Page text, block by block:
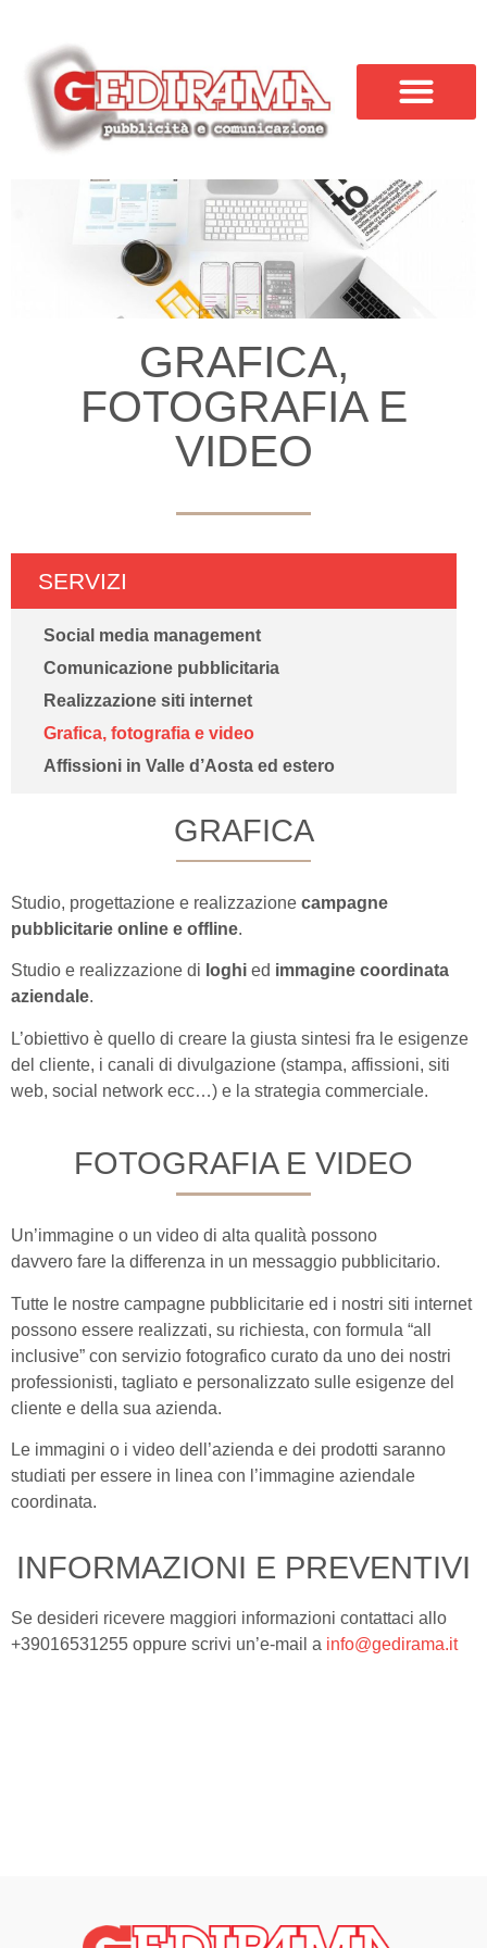
GRAFICA,
FOTOGRAFIA E
VIDEO
SERVIZI
Social media management
Comunicazione pubblicitaria
Realizzazione siti internet
Grafica, fotografia e video
Affissioni in Valle d’Aosta ed estero
GRAFICA
Studio, progettazione e realizzazione campagne
pubblicitarie online e offline.
Studio e realizzazione di loghi ed immagine coordinata
aziendale.
L’obiettivo è quello di creare la giusta sintesi fra le esigenze
del cliente, i canali di divulgazione (stampa, affissioni, siti
web, social network ecc…) e la strategia commerciale.
FOTOGRAFIA E VIDEO
Un’immagine o un video di alta qualità possono
davvero fare la differenza in un messaggio pubblicitario.
Tutte le nostre campagne pubblicitarie ed i nostri siti internet
possono essere realizzati, su richiesta, con formula “all
inclusive” con servizio fotografico curato da uno dei nostri
professionisti, tagliato e personalizzato sulle esigenze del
cliente e della sua azienda.
Le immagini o i video dell’azienda e dei prodotti saranno
studiati per essere in linea con l’immagine aziendale
coordinata.
INFORMAZIONI E PREVENTIVI
Se desideri ricevere maggiori informazioni contattaci allo
+39016531255 oppure scrivi un’e-mail a info@gedirama.it